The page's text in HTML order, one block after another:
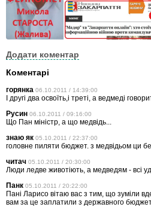
Додати коментар
Коментарі
горянка 06.10.2011 / 14:39:00
І другі два освоїть,і треті, а ведмеді
Русин 06.10.2011 / 09:16:00
Що Пан міністр, а що медвідь...
знаю як 05.10.2011 / 22:37:00
головне пиляти бюджет. з медвідьом ци
читач 05.10.2011 / 20:30:00
Люди ледве животіють, а медведям - всі
Панк 05.10.2011 / 20:22:00
Пані Ларисо вітаю вас з тим, що зуміли
вам за це заплатили з державного